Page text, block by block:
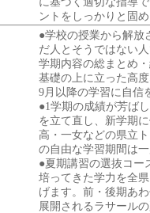
ントをしっかりと固
●学校の授業から解放
だ人とそうではない
学期内容の総まとめ
基礎の上に立った高
9月以降の学習に自信
●1学期の成績が芳ば
を立て直し、新学期
高・一女などの県立
の自由な学習期間は
●夏期講習の選抜コー
培ってきた学力を全
げます。前・後期あ
展開されるラサール